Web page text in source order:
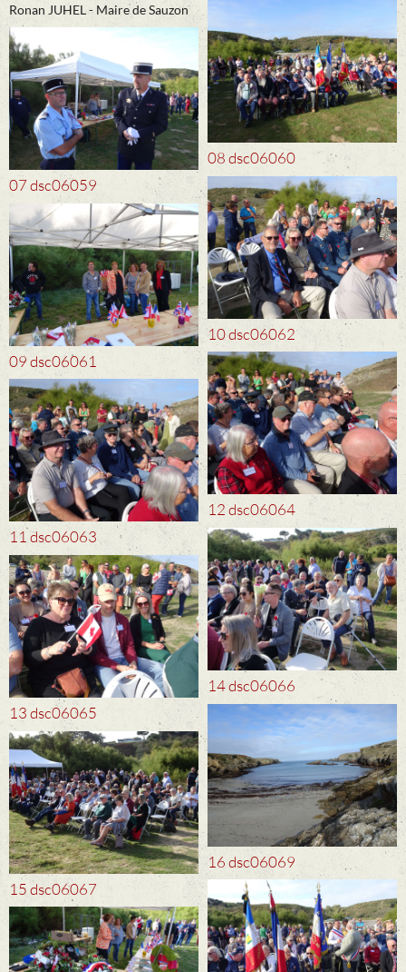
Ronan JUHEL - Maire de Sauzon
07 dsc06059
08 dsc06060
09 dsc06061
10 dsc06062
11 dsc06063
12 dsc06064
13 dsc06065
14 dsc06066
15 dsc06067
16 dsc06069